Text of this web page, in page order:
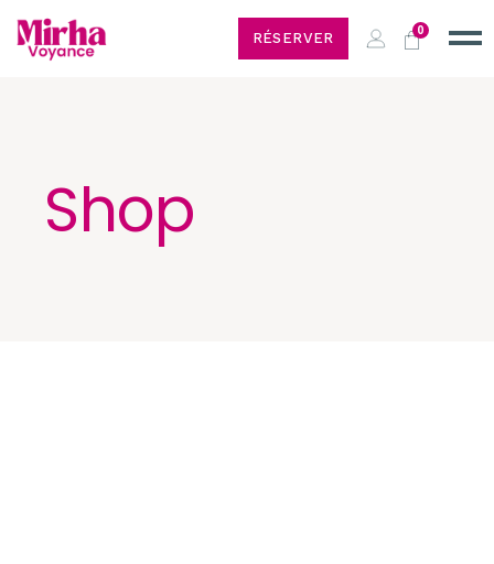
RÉSERVER
0
Shop